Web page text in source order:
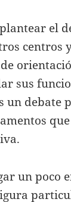
el
centros
sus
un debate
un poco